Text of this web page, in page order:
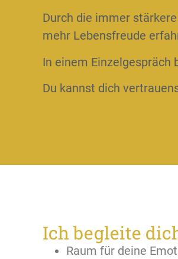
Durch die immer
mehr Lebensfreude
In einem Einzelgespräch
Du kannst dich
Ich begleite
Raum für deine